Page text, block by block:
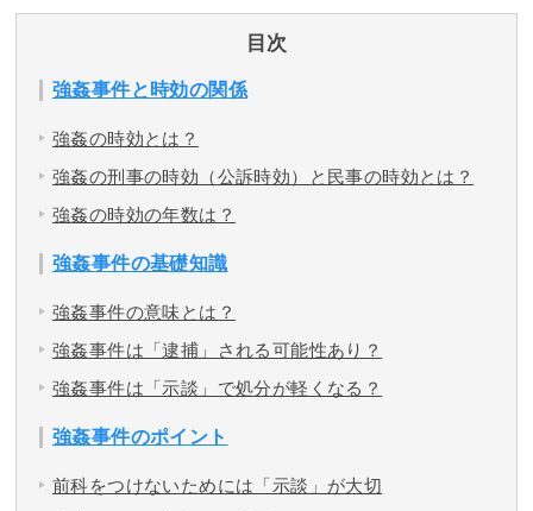
無料相談の口コミ評判
目次
強姦事件と時効の関係
強姦の時効とは？
強姦の刑事の時効（公訴時効）と民事の時効とは？
強姦の時効の年数は？
強姦事件の基礎知識
強姦事件の意味とは？
強姦事件は「逮捕」される可能性あり？
強姦事件は「示談」で処分が軽くなる？
強姦事件のポイント
前科をつけないためには「示談」が大切